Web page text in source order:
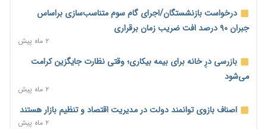
محدودیت صنایع
۵ ساعت پیش
ورود بخش خصوصی به حکمرانی اشتغال؛ «یاوران پیشرفت»
امسال گسترده‌تر می‌شود
۵ ساعت پیش
مطالبه کارگران جنوب برای پرداخت «حق جنگ»؛ از نفت و گاز تا
شبکه برق
۶ ساعت پیش
درخواست بازنشستگان/اجرای گام سوم متناسب‌سازی براساس
جبران ۹۰ درصد افت ضریب زمان برقراری
۲ ماه پیش
بازرسی درِ خانه برای بیمه بیکاری؛ وقتی نظارت جایگزین کرامت
می‌شود
۲ ماه پیش
اصناف بازوی توانمند دولت در مدیریت اقتصاد و تنظیم بازار هستند
۲ ماه پیش